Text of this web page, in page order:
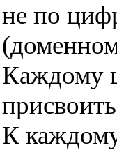
не по
Каждому
К